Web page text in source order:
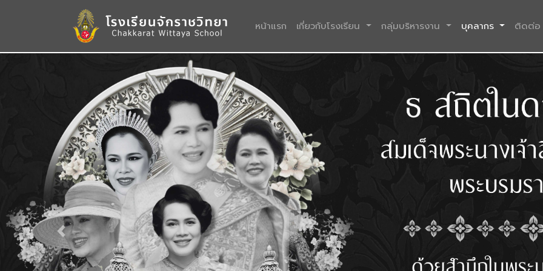
หน้าแรก (current)
เกี่ยวกับโรงเรียน กลุ่มบริหารงาน บุคลากร ติดต่อ
Previous